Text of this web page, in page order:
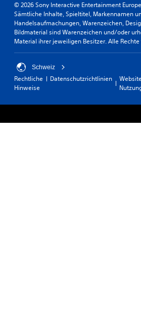
© 2026 Sony Interactive Entertainment
Sämtliche Inhalte, Spieltitel, Markennamen
Handelsaufmachungen, Warenzeichen,
Bildmaterial sind Warenzeichen und/oder
Material ihrer jeweiligen Besitzer. Alle
Schweiz
Rechtliche
Hinweise
Datenschutzrichtlinien